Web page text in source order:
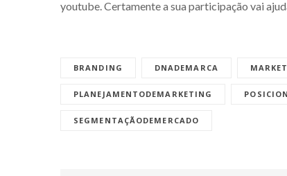
youtube. Certamente a sua participação vai
BRANDING DNADEMARCA
PLANEJAMENTODEMARKETING
SEGMENTAÇÃODEMERCADO